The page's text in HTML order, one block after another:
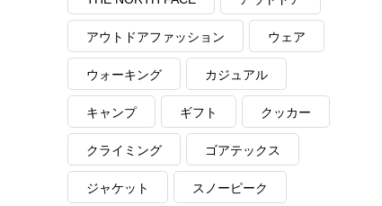
アウトドアファッション ウェア
ウォーキング カジュアル
キャンプ ギフト クッカー
クライミング ゴアテックス
ジャケット スノーピーク